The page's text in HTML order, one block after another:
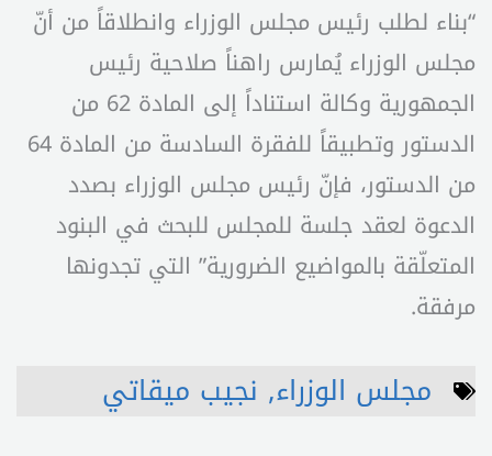
“بناء لطلب رئيس مجلس الوزراء وانطلاقاً من أنّ
مجلس الوزراء يُمارس راهناً صلاحية رئيس
الجمهورية وكالة استناداً إلى المادة 62 من
الدستور وتطبيقاً للفقرة السادسة من المادة 64
من الدستور، فإنّ رئيس مجلس الوزراء بصدد
الدعوة لعقد جلسة للمجلس للبحث في البنود
المتعلّقة بالمواضيع الضرورية” التي تجدونها
مرفقة.
مجلس الوزراء, نجيب ميقاتي